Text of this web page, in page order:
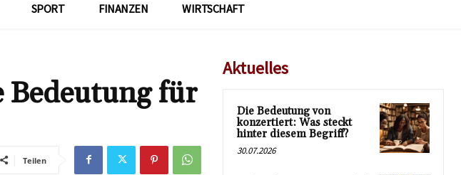
SPORT FINANZEN WIRTSCHAFT
Bedeutung für
Teilen
Aktuelles
Die Bedeutung von
konzertiert: Was steckt
hinter diesem Begriff?
30.07.2026